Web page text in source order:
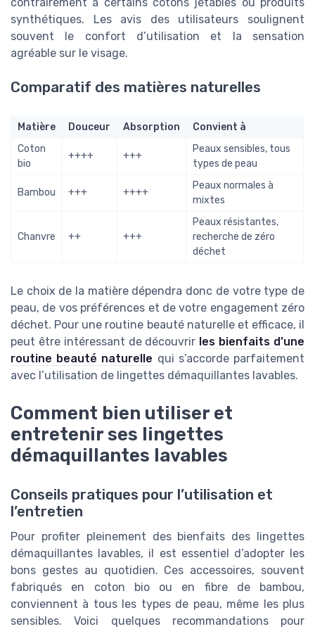
synthétiques. Les avis des utilisateurs soulignent
souvent le confort d’utilisation et la sensation
agréable sur le visage.
Comparatif des matières naturelles
Matière Douceur Absorption
Convient à
Coton
bio
++++ +++
Peaux sensibles, tous
types de peau
Bambou +++ ++++
Peaux normales à
mixtes
Chanvre ++ +++
Peaux résistantes,
recherche de zéro
déchet
Le choix de la matière dépendra donc de votre type de
peau, de vos préférences et de votre engagement zéro
déchet. Pour une routine beauté naturelle et efficace, il
peut être intéressant de découvrir les bienfaits d’une
routine beauté naturelle qui s’accorde parfaitement
avec l’utilisation de lingettes démaquillantes lavables.
Comment bien utiliser et
entretenir ses lingettes
démaquillantes lavables
Conseils pratiques pour l’utilisation et
l’entretien
Pour profiter pleinement des bienfaits des lingettes
démaquillantes lavables, il est essentiel d’adopter les
bons gestes au quotidien. Ces accessoires, souvent
fabriqués en coton bio ou en fibre de bambou,
conviennent à tous les types de peau, même les plus
sensibles. Voici quelques recommandations pour